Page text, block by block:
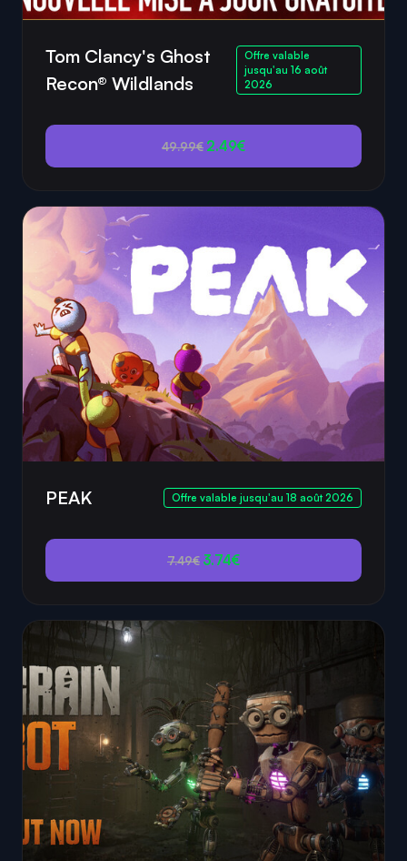
Tom Clancy's Ghost
Recon® Wildlands
Offre valable
jusqu'au 16 août
2026
49.99€ 2.49€
PEAK Offre valable jusqu'au 18 août 2026
7.49€ 3.74€